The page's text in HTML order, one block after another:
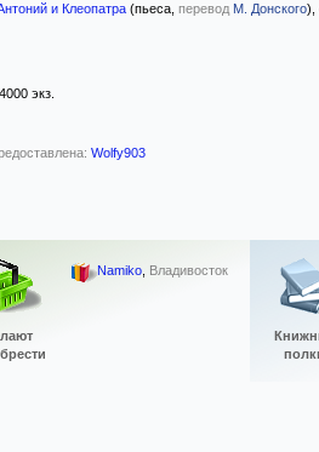
и Клеопатра (пьеса, перевод М. Донского),
экз.
Wolfy903
Namiko, Владивосток